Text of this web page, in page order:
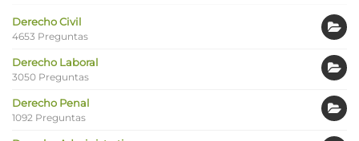
Derecho Civil
4653 Preguntas
Derecho Laboral
3050 Preguntas
Derecho Penal
1092 Preguntas